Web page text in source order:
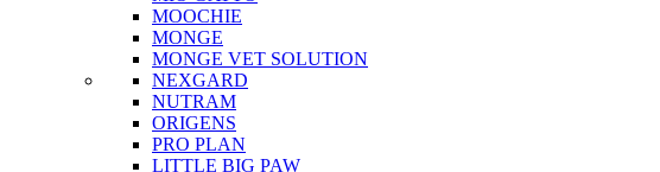
MOOCHIE
MONGE
MONGE VET SOLUTION
NEXGARD
NUTRAM
ORIGENS
PRO PLAN
LITTLE BIG PAW